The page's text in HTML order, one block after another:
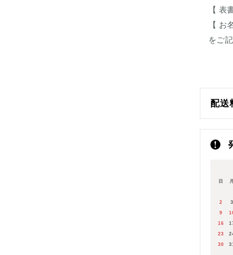
【 表書
【 お名
をご記
配送
ヤマ
発送
通常
ご注
2営業
お時
あら
日 月
2 3
9
16
23
30